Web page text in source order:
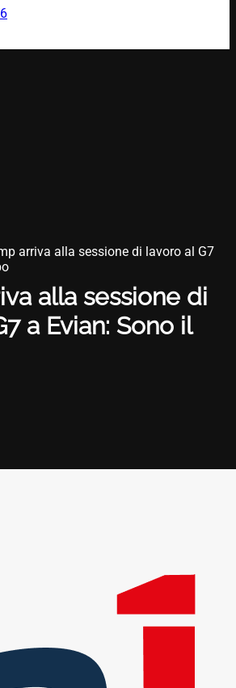
arriva alla sessione di lavoro al G7
alla sessione di
a Evian: Sono il